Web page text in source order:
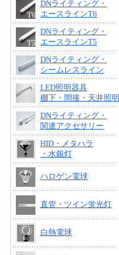
DNライティング・
エースラインT6
DNライティング・
エースラインT5
DNライティング・
シームレスライン
LED照明器具
棚下・間接・天井照明
DNライティング・
関連アクセサリー
HID・メタハラ
・水銀灯
ハロゲン電球
直管・ツイン蛍光灯
白熱電球